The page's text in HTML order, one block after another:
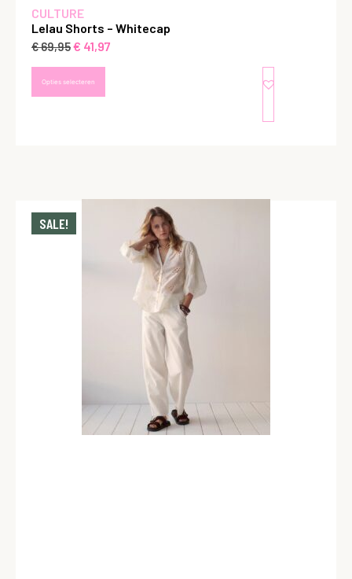
CULTURE
Lelau Shorts – Whitecap
€69,95€ 41,97
Opties selecteren
SALE!